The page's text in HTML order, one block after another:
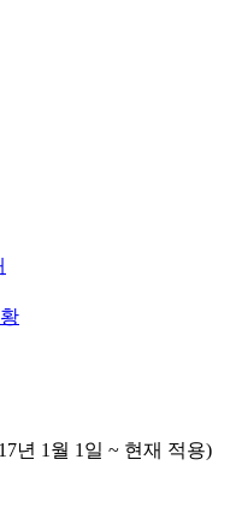
년 1월 1일 ~ 현재 적용)